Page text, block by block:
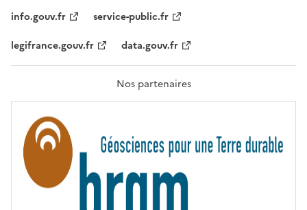
F
A
T
R
T
É
info.gouv.fr
service-public.fr
legifrance.gouv.fr
data.gouv.fr
Nos partenaires